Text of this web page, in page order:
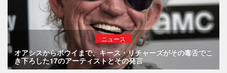
ニュース
オアシスからボウイまで、キース・リチャーズがその毒舌でこ
き下ろした17のアーティストとその発言